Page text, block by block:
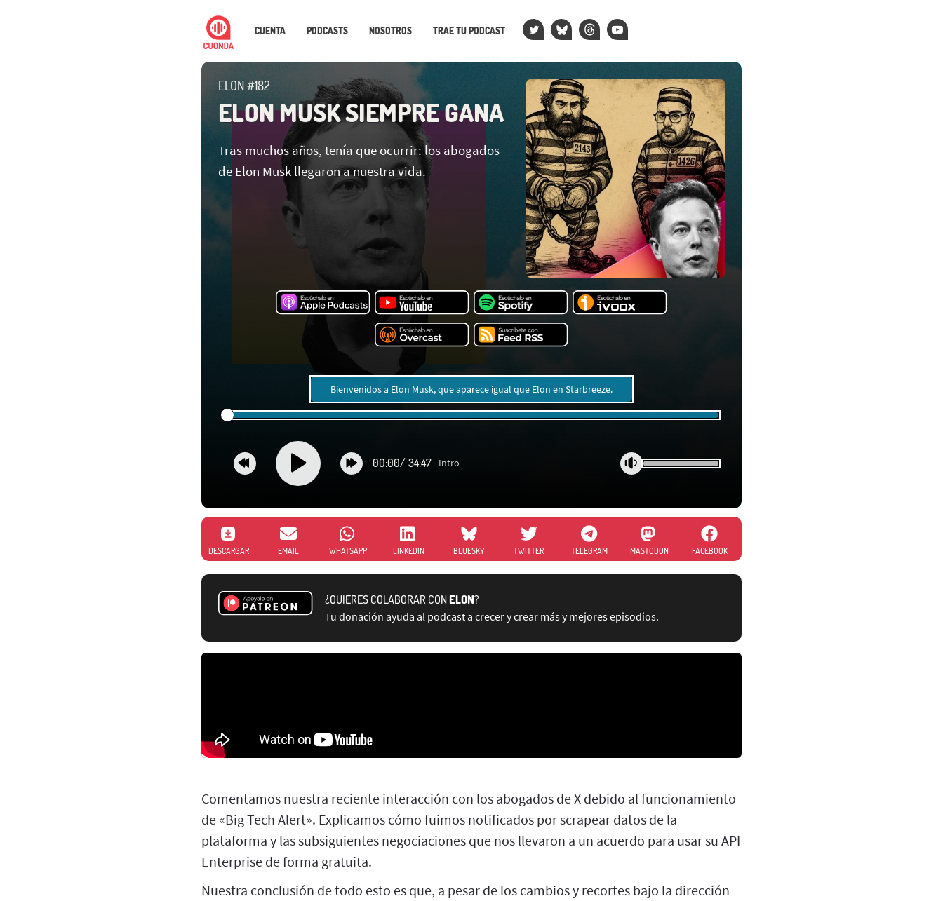
CUENTA PODCASTS NOSOTROS TRAE TU PODCAST
ELON #182
ELON MUSK SIEMPRE GANA
Tras muchos años, tenía que ocurrir: los abogados
de Elon Musk llegaron a nuestra vida.
Bienvenidos a Elon Musk, que aparece igual que Elon en Starbreeze.
00:00/ 34:47 Intro
DESCARGAR EMAIL WHATSAPP LINKEDIN BLUESKY TWITTER TELEGRAM MASTODON FACEBOOK
¿QUIERES COLABORAR CONELON?
Tu donación ayuda al podcast a crecer y crear más y mejores episodios.
Comentamos nuestra reciente interacción con los abogados de X debido al funcionamiento
de «Big Tech Alert». Explicamos cómo fuimos notificados por scrapear datos de la
plataforma y las subsiguientes negociaciones que nos llevaron a un acuerdo para usar su API
Enterprise de forma gratuita.
Nuestra conclusión de todo esto es que, a pesar de los cambios y recortes bajo la dirección